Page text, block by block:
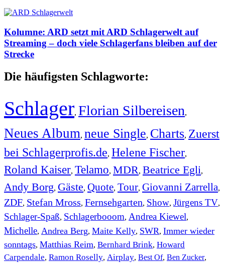
Kolumne: ARD setzt mit ARD Schlagerwelt auf
Streaming – doch viele Schlagerfans bleiben auf der
Strecke
Die häufigsten Schlagworte:
Schlager, Florian Silbereisen,
Neues Album, neue Single, Charts, Zuerst
bei Schlagerprofis.de, Helene Fischer,
Roland Kaiser, Telamo, MDR, Beatrice Egli,
Andy Borg, Gäste, Quote, Tour, Giovanni Zarrella,
ZDF, Stefan Mross, Fernsehgarten, Show, Jürgens TV,
Schlager-Spaß, Schlagerbooom, Andrea Kiewel,
Michelle, Andrea Berg, Maite Kelly, SWR, Immer wieder
sonntags, Matthias Reim, Bernhard Brink, Howard
Carpendale, Ramon Roselly, Airplay, Best Of, Ben Zucker,